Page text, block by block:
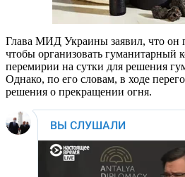
Глава МИД Украины заявил, что он
чтобы организовать гуманитарный
перемирии на сутки для решения
Однако, по его словам, в ходе
решения о прекращении огня.